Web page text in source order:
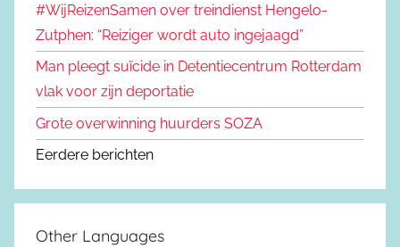
#WijReizenSamen over treindienst Hengelo-
Zutphen: “Reiziger wordt auto ingejaagd”
Man pleegt suïcide in Detentiecentrum Rotterdam
vlak voor zijn deportatie
Grote overwinning huurders SOZA
Eerdere berichten
Other Languages